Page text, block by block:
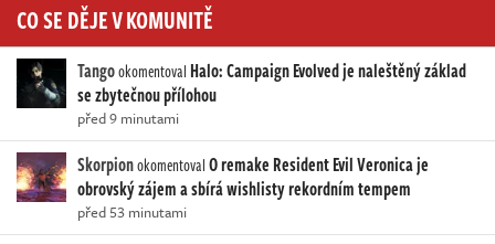
CO SE DĚJE V KOMUNITĚ
Tangookomentoval Halo: Campaign Evolved je naleštěný základ
se zbytečnou přílohou
před 9 minutami
SkorpionokomentovalO remake Resident Evil Veronica je
obrovský zájem a sbírá wishlisty rekordním tempem
před 53 minutami